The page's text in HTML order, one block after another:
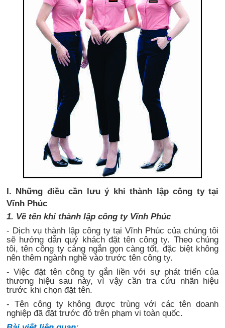
I. Những điều cần lưu ý khi thành lập công ty tại
Vĩnh Phúc
1. Về tên khi thành lập công ty Vĩnh Phúc
- Dịch vụ thành lập công ty tại Vĩnh Phúc của chúng tôi
sẽ hướng dẫn quý khách đặt tên công ty. Theo chúng
tôi, tên công ty càng ngắn gọn càng tốt, đặc biệt không
nên thêm ngành nghề vào trước tên công ty.
- Việc đặt tên công ty gắn liền với sự phát triển của
thương hiệu sau này, vì vậy cần tra cứu nhãn hiệu
trước khi chọn đặt tên.
- Tên công ty không được trùng với các tên doanh
nghiệp đã đặt trước đó trên phạm vi toàn quốc.